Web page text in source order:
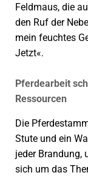
Feldmaus, die
den Ruf der
mein feuchtes
Jetzt«.
Pferdearbeit
Ressourcen
Die
Stute und ein
jeder Brandung,
sich um das